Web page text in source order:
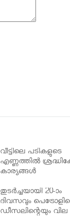
വീട്ടിലെ പടികളുടെ
എണ്ണത്തിൽ
കാര്യങ്ങൾ
തുടർച്ചയായി 20-ാം
ദിവസവും
ഡീസലിന്റെയും വില